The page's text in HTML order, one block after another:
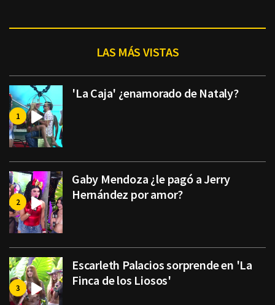
LAS MÁS VISTAS
'La Caja' ¿enamorado de Nataly?
Gaby Mendoza ¿le pagó a Jerry
Hernández por amor?
Escarleth Palacios sorprende en 'La
Finca de los Liosos'